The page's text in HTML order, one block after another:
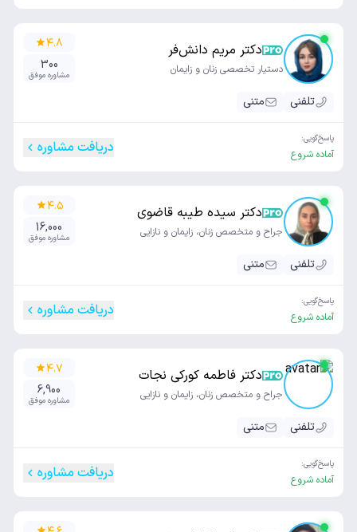
دکتر مریم دانش‌فر
دستیار تخصصی زنان و زایمان
۴.۸
300
مشاوره موفق
تلفنی متنی
پاسخ‌گویی:
آماده شروع دریافت مشاوره
دکتر سیده طیبه قاضوی
جراح و متخصص زنان، زایمان و نازایی
۴.۵
16,000
مشاوره موفق
تلفنی متنی
پاسخ‌گویی:
آماده شروع دریافت مشاوره
دکتر فاطمه کورکی نجات
جراح و متخصص زنان، زایمان و نازایی
۴.۷
6,900
مشاوره موفق
تلفنی متنی
پاسخ‌گویی:
آماده شروع دریافت مشاوره